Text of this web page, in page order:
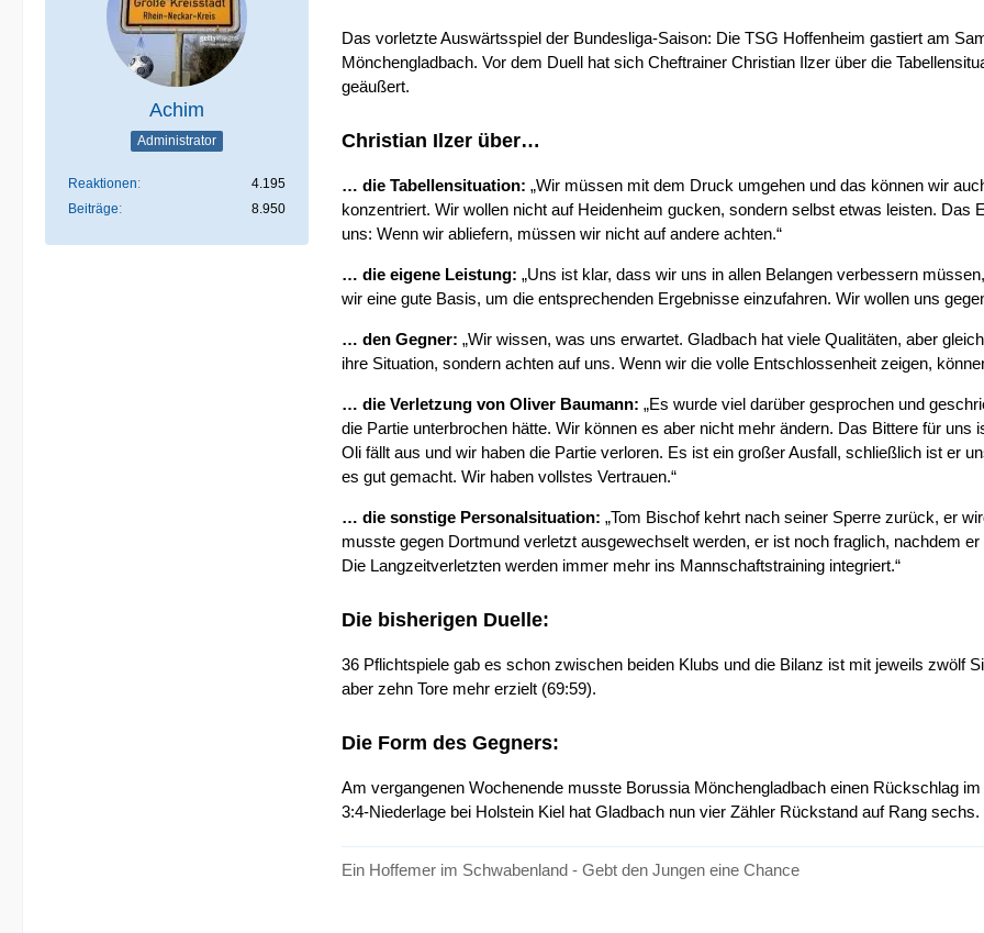
Achim
Administrator
Reaktionen
4.195
Beiträge
8.950
Das vorletzte Auswärtsspiel der Bundesliga-Saison: Die TSG Hoffenheim gastiert am
Mönchengladbach. Vor dem Duell hat sich Cheftrainer Christian Ilzer über die
geäußert.
Christian Ilzer über…
… die Tabellensituation: „Wir müssen mit dem Druck umgehen und das können wir
konzentriert. Wir wollen nicht auf Heidenheim gucken, sondern selbst etwas leisten.
uns: Wenn wir abliefern, müssen wir nicht auf andere achten.“
… die eigene Leistung: „Uns ist klar, dass wir uns in allen Belangen verbessern
wir eine gute Basis, um die entsprechenden Ergebnisse einzufahren. Wir wollen uns
… den Gegner: „Wir wissen, was uns erwartet. Gladbach hat viele Qualitäten, aber
ihre Situation, sondern achten auf uns. Wenn wir die volle Entschlossenheit zeigen,
… die Verletzung von Oliver Baumann: „Es wurde viel darüber gesprochen und
die Partie unterbrochen hätte. Wir können es aber nicht mehr ändern. Das Bittere für
Oli fällt aus und wir haben die Partie verloren. Es ist ein großer Ausfall, schließlich ist er
es gut gemacht. Wir haben vollstes Vertrauen.“
… die sonstige Personalsituation: „Tom Bischof kehrt nach seiner Sperre zurück, er
musste gegen Dortmund verletzt ausgewechselt werden, er ist noch fraglich, nachdem
Die Langzeitverletzten werden immer mehr ins Mannschaftstraining integriert.“
Die bisherigen Duelle:
36 Pflichtspiele gab es schon zwischen beiden Klubs und die Bilanz ist mit jeweils zwölf
aber zehn Tore mehr erzielt (69:59).
Die Form des Gegners:
Am vergangenen Wochenende musste Borussia Mönchengladbach einen Rückschlag
3:4-Niederlage bei Holstein Kiel hat Gladbach nun vier Zähler Rückstand auf Rang sechs.
Ein Hoffemer im Schwabenland - Gebt den Jungen eine Chance